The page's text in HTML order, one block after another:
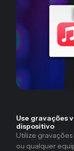
Use gravações
dispositivo
Utilize
ou qualquer